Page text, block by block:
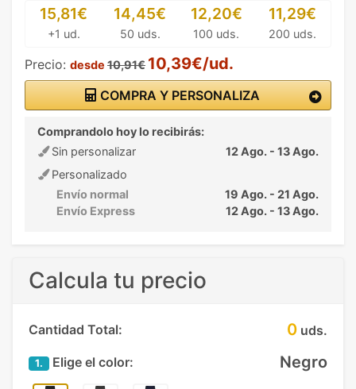
15,81€
+1 ud.
14,45€
50 uds.
12,20€
100 uds.
11,29€
200 uds.
Precio: desde 10,91€ 10,39€/ud.
COMPRA Y PERSONALIZA
Comprandolo hoy lo recibirás:
Sin personalizar
12 Ago. - 13 Ago.
Personalizado
Envío normal
19 Ago. - 21 Ago.
Envío Express
12 Ago. - 13 Ago.
Calcula tu precio
Cantidad Total: 0 uds.
1. Elige el color: Negro